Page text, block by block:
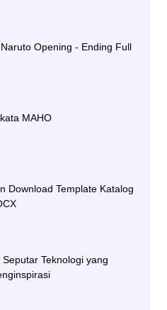
Opening - Ending Full
MAHO
Download Template Katalog
Teknologi yang